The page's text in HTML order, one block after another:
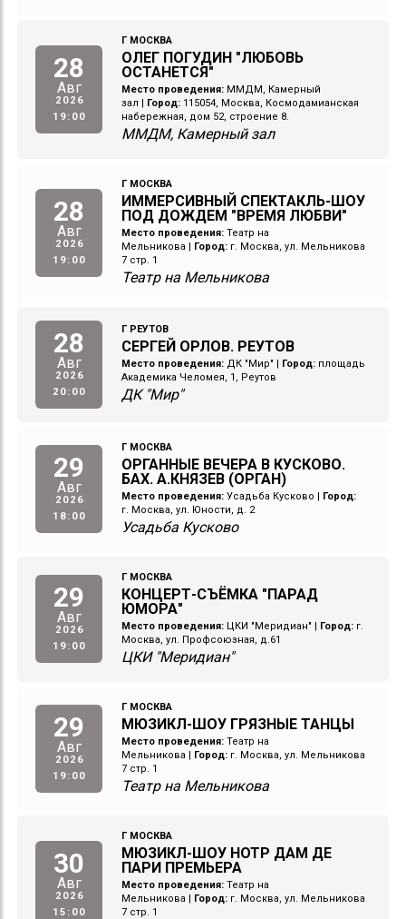
28
Авг
2026
19:00
Г МОСКВА
ОЛЕГ ПОГУДИН "ЛЮБОВЬ
ОСТАНЕТСЯ"
Место проведения: ММДМ, Камерный
зал | Город: 115054, Москва, Космодамианская
набережная, дом 52, строение 8.
ММДМ, Камерный зал
28
Авг
2026
19:00
Г МОСКВА
ИММЕРСИВНЫЙ СПЕКТАКЛЬ-ШОУ
ПОД ДОЖДЕМ "ВРЕМЯ ЛЮБВИ"
Место проведения: Театр на
Мельникова | Город: г. Москва, ул. Мельникова
7 стр. 1
Театр на Мельникова
28
Авг
2026
20:00
Г РЕУТОВ
СЕРГЕЙ ОРЛОВ. РЕУТОВ
Место проведения: ДК "Мир" Город: площадь
Академика Челомея, 1, Реутов
ДК "Мир"
29
Авг
2026
18:00
Г МОСКВА
ОРГАННЫЕ ВЕЧЕРА В КУСКОВО.
БАХ. А.КНЯЗЕВ (ОРГАН)
Место проведения: Усадьба Кусково | Город:
г. Москва, ул. Юности, д. 2
Усадьба Кусково
29
Авг
2026
19:00
Г МОСКВА
КОНЦЕРТ-СЪЁМКА "ПАРАД
ЮМОРА"
Место проведения: ЦКИ "Меридиан" | Город: г.
Москва, ул. Профсоюзная, д.61
ЦКИ "Меридиан"
29
Авг
2026
19:00
Г МОСКВА
МЮЗИКЛ-ШОУ ГРЯЗНЫЕ ТАНЦЫ
Место проведения: Театр на
Мельникова | Город: г. Москва, ул. Мельникова
7 стр. 1
Театр на Мельникова
30
Авг
2026
15:00
Г МОСКВА
МЮЗИКЛ-ШОУ НОТР ДАМ ДЕ
ПАРИ ПРЕМЬЕРА
Место проведения: Театр на
Мельникова | Город: г. Москва, ул. Мельникова
7 стр. 1